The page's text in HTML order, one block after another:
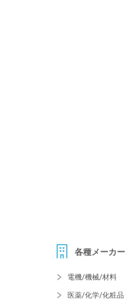
各種メーカー
電機/機械/材料
医薬/化学/化粧品